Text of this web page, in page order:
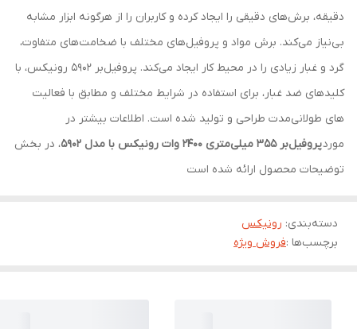
دقیقه، برش‌های دقیقی را ایجاد کرده و کاربران را از هرگونه ابزار مشابه
بی‌‌نیاز می‌کند. برش مواد و پروفیل‌های مختلف با ضخامت‌‌های متفاوت،
گرد و غبار زیادی را در محیط کار ایجاد می‌کند. پروفیل‌بر 5902 رونیکس، با
کلیدهای ضد غبار، برای استفاده در شرایط مختلف و مطابق با فعالیت
‌های طولانی‌مدت طراحی و تولید شده است. اطلاعات بیشتر در
موردپروفیل‌بر 355 میلی‌متری 2400 وات رونیکس با مدل 5902
، در بخش
توضیحات محصول ارائه شده است
دسته‌بندی: رونیکس
برچسب‌ها :فروش ویژه